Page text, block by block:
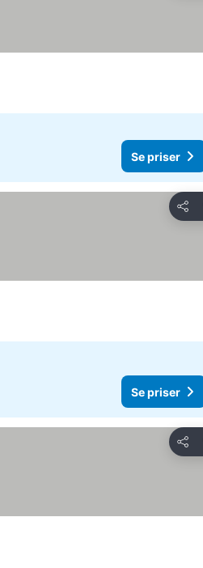
Se priser
Dela
Se priser
Dela